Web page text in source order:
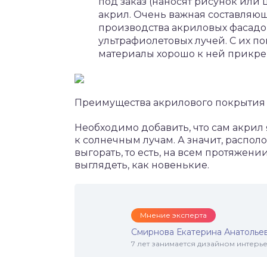
акрил. Очень важная
производства акриловых
ультрафиолетовых лучей. С их
материалы хорошо к ней
Преимущества акрилового покрытия
Необходимо добавить, что сам
к солнечным лучам. А значит,
выгорать, то есть, на всем
выглядеть, как новенькие.
Мнение эксперта
Смирнова Екатерина
7 лет занимается дизайном